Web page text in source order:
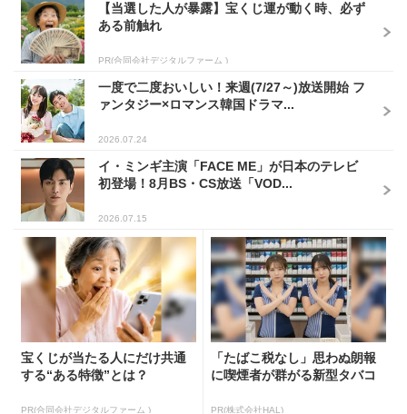
【当選した人が暴露】宝くじ運が動く時、必ず
ある前触れ
PR(合同会社デジタルファーム )
一度で二度おいしい！来週(7/27～)放送開始 フ
ァンタジー×ロマンス韓国ドラマ...
2026.07.24
イ・ミンギ主演「FACE ME」が日本のテレビ
初登場！8月BS・CS放送「VOD...
2026.07.15
宝くじが当たる人にだけ共通
する“ある特徴”とは？
PR(合同会社デジタルファーム )
「たばこ税なし」思わぬ朗報
に喫煙者が群がる新型タバコ
PR(株式会社HAL)